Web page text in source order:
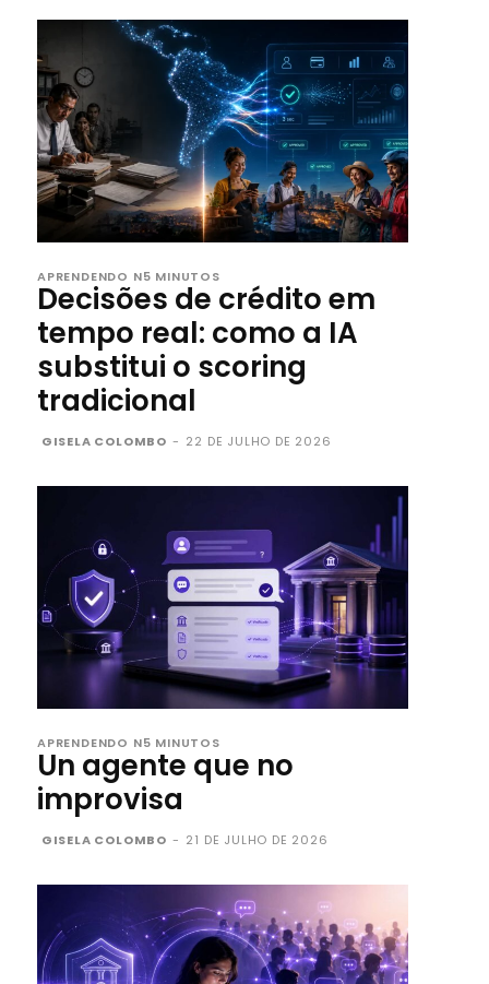
APRENDENDO N5 MINUTOS
Decisões de crédito em
tempo real: como a IA
substitui o scoring
tradicional
GISELA COLOMBO - 22 DE JULHO DE 2026
APRENDENDO N5 MINUTOS
Un agente que no
improvisa
GISELA COLOMBO - 21 DE JULHO DE 2026